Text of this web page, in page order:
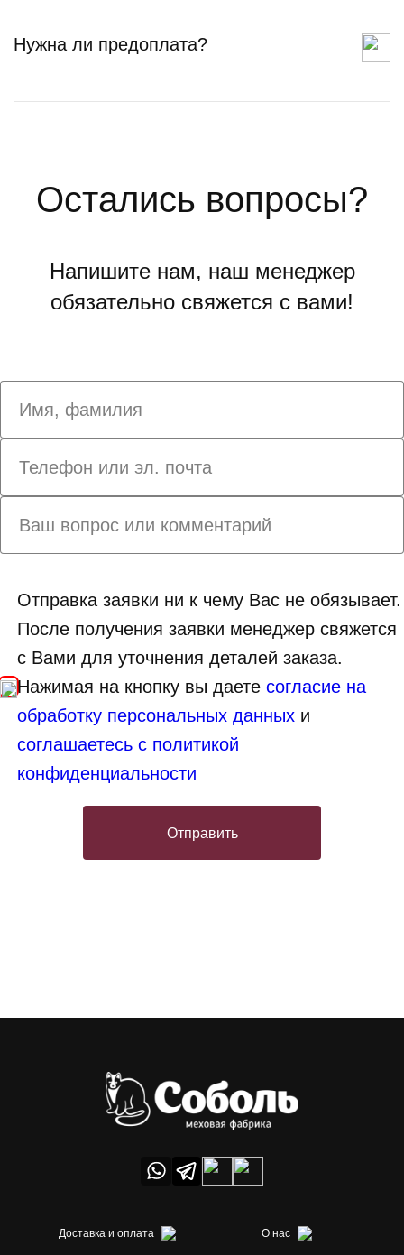
Нужна ли предоплата?
Остались вопросы?
Напишите нам, наш менеджер
обязательно свяжется с вами!
Отправка заявки ни к чему Вас не обязывает.
После получения заявки менеджер свяжется
с Вами для уточнения деталей заказа.
Нажимая на кнопку вы даетесогласие на
обработку персональных данных и
соглашаетесь с политикой
конфиденциальности
Отправить
Доставка и оплата О нас